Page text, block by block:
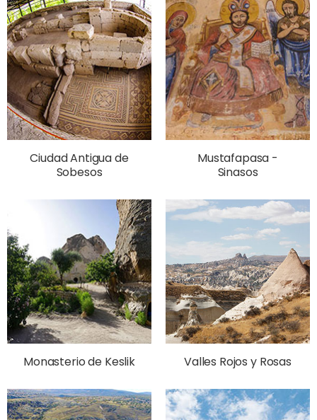
Ciudad Antigua de
Sobesos
Mustafapasa -
Sinasos
Monasterio de Keslik Valles Rojos y Rosas